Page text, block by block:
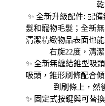
✨ 全新升級配件: 配
髮和寵物毛髮；全新
清潔精緻物品表面也
右旋22度，清
✨ 全新無纏結錐型吸
吸頭，錐形刷條配合
到刷條上，然
✨ 固定式按鍵與可替